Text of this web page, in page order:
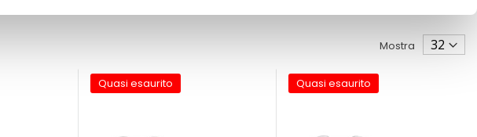
Mostra
Quasi esaurito Quasi esaurito